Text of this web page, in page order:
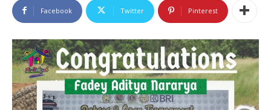
Facebook Twitter Pinterest